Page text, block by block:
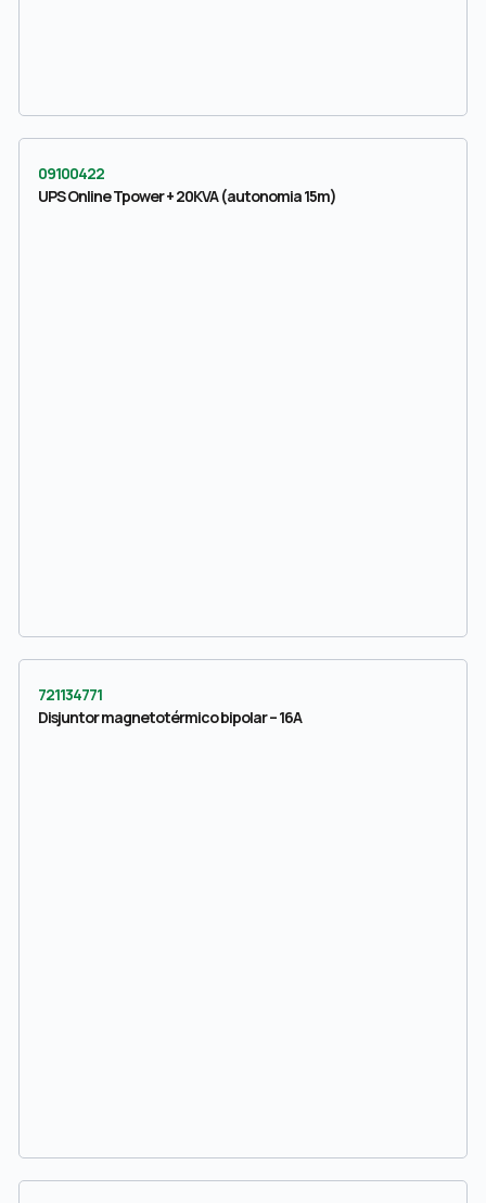
09100422
UPS Online Tpower + 20KVA (autonomia 15m)
721134771
Disjuntor magnetotérmico bipolar – 16A